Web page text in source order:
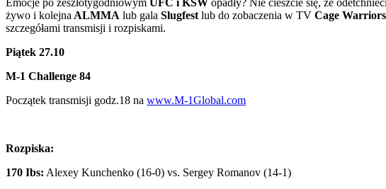
żywo i kolejna ALMMA lub gala Slugfest lub do zobaczenia w TV Cage Warriors
szczegółami transmisji i rozpiskami.
Piątek 27.10
M-1 Challenge 84
Początek transmisji godz.18 na www.M-1Global.com
Rozpiska:
170 Ibs: Alexey Kunchenko (16-0) vs. Sergey Romanov (14-1)